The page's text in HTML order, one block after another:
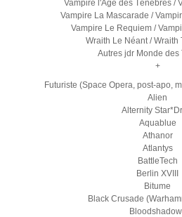
Vampire l'Age des Ténèbres /
Vampire La Mascarade /
Vampire Le Requiem /
Wraith Le Néant / Wraith
Autres jdr Monde des
+
Futuriste (Space Opera, post-apo,
Alien
Alternity
Aquablue
Athanor
Atlantys
BattleTech
Berlin XVIII
Bitume
Black Crusade